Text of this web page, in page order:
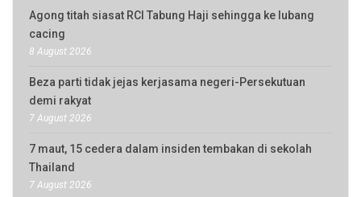
Agong titah siasat RCI Tabung Haji sehingga ke lubang
cacing
8 August 2026
Beza parti tidak jejas kerjasama negeri-Persekutuan
demi rakyat
7 August 2026
7 maut, 15 cedera dalam insiden tembakan di sekolah
Thailand
7 August 2026